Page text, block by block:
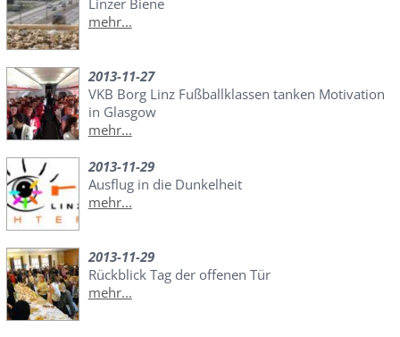
Linzer Biene
mehr...
2013-11-27
VKB Borg Linz Fußballklassen tanken Motivation
in Glasgow
mehr...
2013-11-29
Ausflug in die Dunkelheit
mehr...
2013-11-29
Rückblick Tag der offenen Tür
mehr...